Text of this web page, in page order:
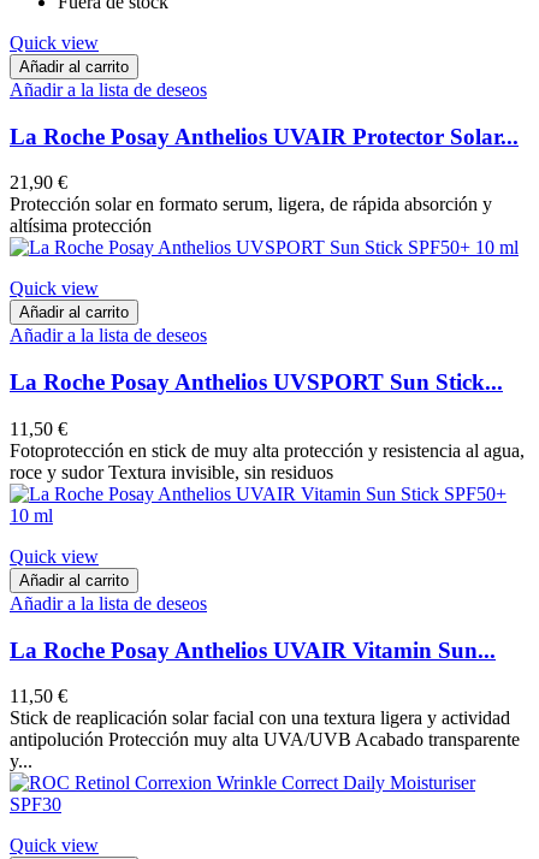
Quick view
Añadir al carrito
Añadir a la lista de deseos
La Roche Posay Anthelios UVAIR Protector Solar...
21,90 €
Protección solar en formato serum, ligera, de rápida absorción y
altísima protección
Quick view
Añadir al carrito
Añadir a la lista de deseos
La Roche Posay Anthelios UVSPORT Sun Stick...
11,50 €
Fotoprotección en stick de muy alta protección y resistencia al agua,
roce y sudor Textura invisible, sin residuos
Quick view
Añadir al carrito
Añadir a la lista de deseos
La Roche Posay Anthelios UVAIR Vitamin Sun...
11,50 €
Stick de reaplicación solar facial con una textura ligera y actividad
antipolución Protección muy alta UVA/UVB Acabado transparente
y...
Quick view